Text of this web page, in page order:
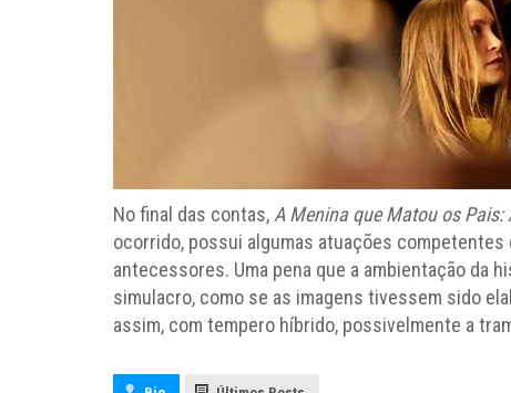
No final das contas, A Menina que Matou os Pais:
ocorrido, possui algumas atuações
antecessores. Uma pena que a ambientação da
simulacro, como se as imagens tivessem sido
assim, com tempero híbrido, possivelmente a